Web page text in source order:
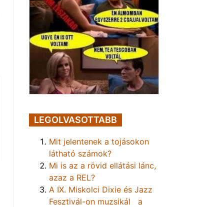
LEGOLVASOTTABB
Mit jelentenek a tojásokon
látható számok?
Mi is az a rövid ellátási lánc,
azaz a REL?
A IX. Miskolci Dixie és Jazz
Fesztivál-on muzsikál a